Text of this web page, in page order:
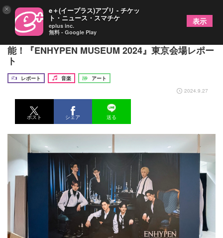
ENHYPENのゴージャスなビジュアルを間近で堪
能！『ENHYPEN MUSEUM 2024』東京会場レポー
ト
レポート 音楽
アート
2024.9.27
ポスト シェア 送る
× e＋(イープラス)アプリ - チケッ
ト・ニュース・スマチケ
eplus inc.
無料 - Google Play
表示